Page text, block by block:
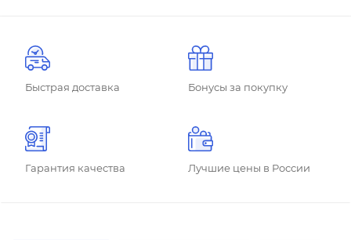
Быстрая доставка Бонусы за покупку
Гарантия качества Лучшие цены в России